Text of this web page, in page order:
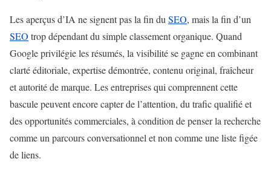
Les aperçus d’IA ne signent pas la fin du SEO, mais la fin d’un
SEO trop dépendant du simple classement organique. Quand
Google privilégie les résumés, la visibilité se gagne en combinant
clarté éditoriale, expertise démontrée, contenu original, fraîcheur
et autorité de marque. Les entreprises qui comprennent cette
bascule peuvent encore capter de l’attention, du trafic qualifié et
des opportunités commerciales, à condition de penser la recherche
comme un parcours conversationnel et non comme une liste figée
de liens.